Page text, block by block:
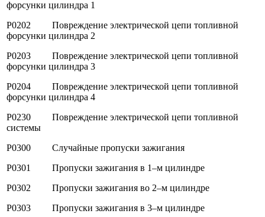
форсунки цилиндра 1
P0202 Повреждение электрической цепи топливной
форсунки цилиндра 2
P0203 Повреждение электрической цепи топливной
форсунки цилиндра 3
P0204 Повреждение электрической цепи топливной
форсунки цилиндра 4
P0230 Повреждение электрической цепи топливной
системы
P0300 Случайные пропуски зажигания
P0301 Пропуски зажигания в 1–м цилиндре
P0302 Пропуски зажигания во 2–м цилиндре
P0303 Пропуски зажигания в 3–м цилиндре